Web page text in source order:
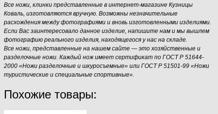
Все ножи, клинки представленные в интернет-магазине Кузницы
Коваль, изготовляются вручную. Возможны незначительные
расхождения между фотографиями и вновь изготовленными изделиями.
Если Вас заинтересовало данное изделие, напишите нам и мы вышлем
фотографию реального изделия, находящегося у нас на складе.
Все ножи, представленные на нашем сайте — это хозяйственные и
разделочные ножи. Каждый нож имеет сертификат по ГОСТ Р 51644-
2000 «Ножи разделочные и шкуросъемные» или ГОСТ Р 51501-99 «Ножи
туристические и специальные спортивные».
Похожие товары: